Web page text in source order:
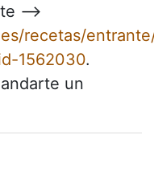
-->
recetas/
1562030.
un